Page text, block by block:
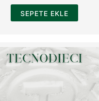
SEPETE EKLE